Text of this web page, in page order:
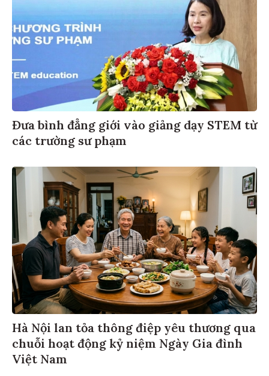
Đưa bình đẳng giới vào giảng dạy STEM từ
các trường sư phạm
Hà Nội lan tỏa thông điệp yêu thương qua
chuỗi hoạt động kỷ niệm Ngày Gia đình
Việt Nam